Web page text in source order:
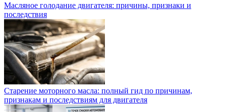
Масляное голодание двигателя: причины, признаки и
последствия
Старение моторного масла: полный гид по причинам,
признакам и последствиям для двигателя